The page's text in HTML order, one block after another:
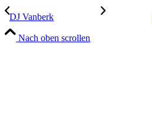
DJ Vanberk
Nach oben scrollen